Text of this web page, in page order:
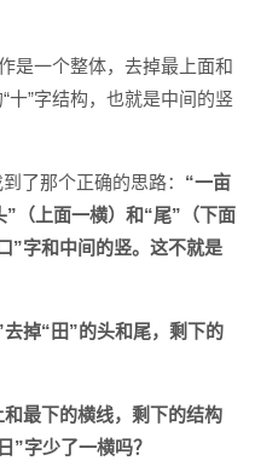
是一个整体，去掉最上面和
十”字结构，也就是中间的竖
了那个正确的思路： “一亩
”（上面一横）和“尾”（下面
”字和中间的竖。这不就是
去掉“田”的头和尾，剩下的
和最下的横线，剩下的结构
”字少了一横吗？